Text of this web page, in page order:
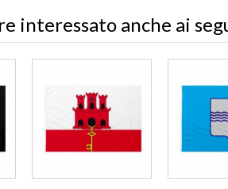
interessato anche ai